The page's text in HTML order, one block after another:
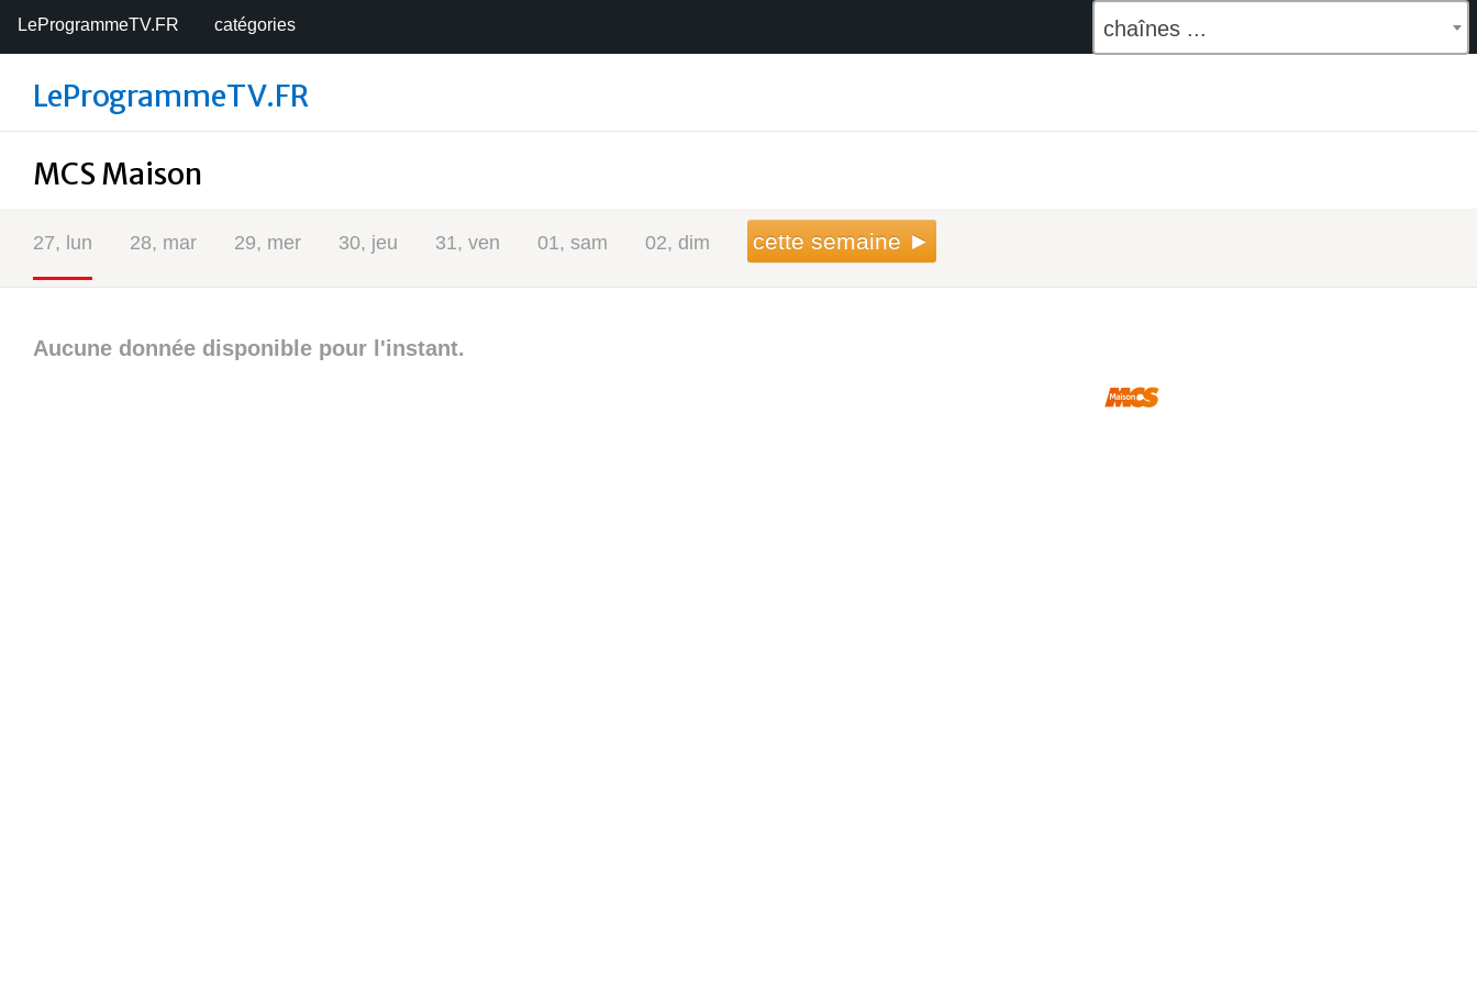
LeProgrammeTV.FR catégories chaînes ...
LeProgrammeTV.FR
MCS Maison
27, lun 28, mar 29, mer 30, jeu 31, ven 01, sam 02, dim cette semaine ►
Aucune donnée disponible pour l'instant.